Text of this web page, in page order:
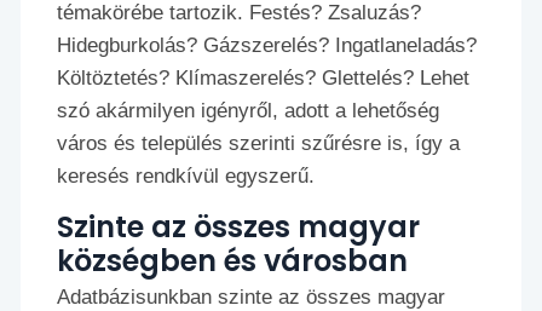
témakörébe tartozik. Festés? Zsaluzás?
Hidegburkolás? Gázszerelés? Ingatlaneladás?
Költöztetés? Klímaszerelés? Glettelés? Lehet
szó akármilyen igényről, adott a lehetőség
város és település szerinti szűrésre is, így a
keresés rendkívül egyszerű.
Szinte az összes magyar
községben és városban
Adatbázisunkban szinte az összes magyar